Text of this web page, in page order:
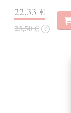
22,33 €
23,50 € ?